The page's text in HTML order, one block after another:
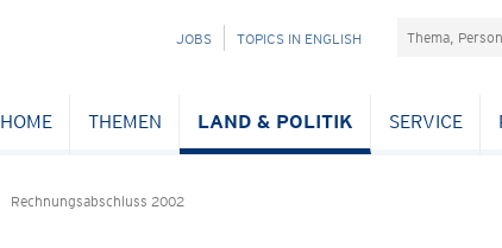
NAVIGATION
JOBS TOPICS IN ENGLISH Suchefeld
HOME THEMEN LAND & POLITIK SERVICE
Rechnungsabschluss 2002